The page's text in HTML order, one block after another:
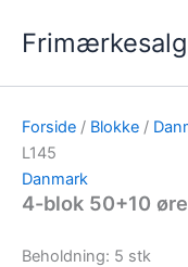
Frimærkesalg
Forside / Blokke /
L145
Danmark
4-blok 50+10
Beholdning: 5 stk